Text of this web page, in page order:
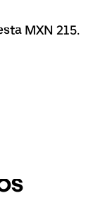
MXN 215.